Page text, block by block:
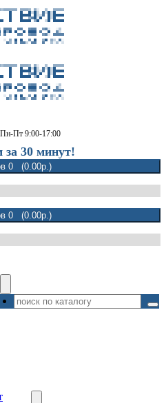
Пт 9:00-17:00
за 30 минут!
0 (0.00р.)
0 (0.00р.)